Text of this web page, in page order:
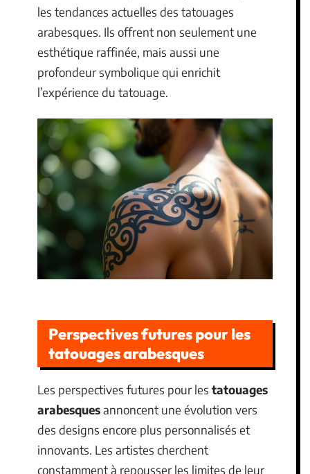
les tendances actuelles des tatouages
arabesques. Ils offrent non seulement une
esthétique raffinée, mais aussi une
profondeur symbolique qui enrichit
l’expérience du tatouage.
Perspectives futures pour les
tatouages arabesques
Les perspectives futures pour les tatouages
arabesquesannoncent une évolution vers
des designs encore plus personnalisés et
innovants. Les artistes cherchent
constamment à repousser les limites de leur